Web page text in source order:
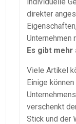
direkter
Unternehmen
Es gibt
Viele Artikel
Einige
verschenkt
Stick und der